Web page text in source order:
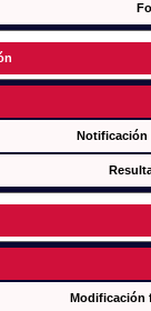
Notificación
Modificación